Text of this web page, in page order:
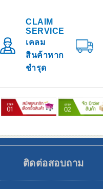
CLAIM
SERVICE
เคลม
สินค้าหาก
ชำรุด
ติดต่อสอบถาม